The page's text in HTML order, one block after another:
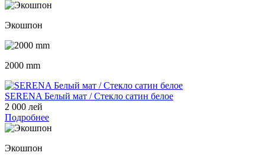
Экошпон
2000 mm
SERENA Белый мат / Стекло сатин белое
2 000 лей
Подробнее
Экошпон